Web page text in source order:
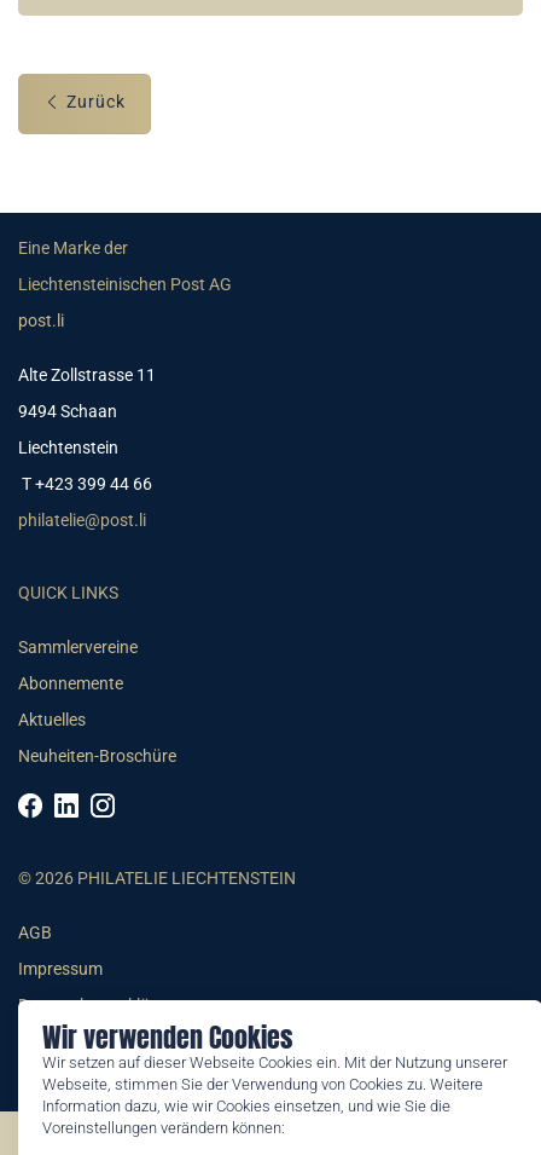
Wir verwenden Cookies
Wir setzen auf dieser Webseite Cookies ein. Mit der Nutzung unserer
Webseite, stimmen Sie der Verwendung von Cookies zu. Weitere
Information dazu, wie wir Cookies einsetzen, und wie Sie die
Voreinstellungen verändern können:
Zurück
Eine Marke der
Liechtensteinischen Post AG
post.li
Alte Zollstrasse 11
9494 Schaan
Liechtenstein
T +423 399 44 66
philatelie@post.li
QUICK LINKS
Sammlervereine
Abonnemente
Aktuelles
Neuheiten-Broschüre
© 2026 PHILATELIE LIECHTENSTEIN
AGB
Impressum
Datenschutzerklärung